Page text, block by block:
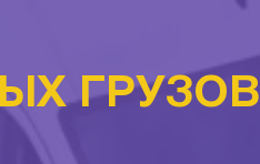
ГРУЗОВ